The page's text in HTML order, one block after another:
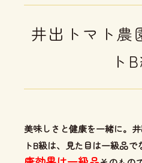
井出トマト農
ト
美味しさと健康を一緒に。
トB級は、見た目は一級品で